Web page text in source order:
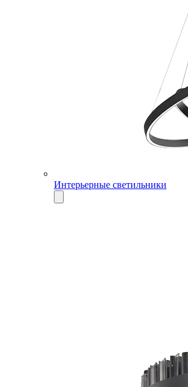
Интерьерные светильники